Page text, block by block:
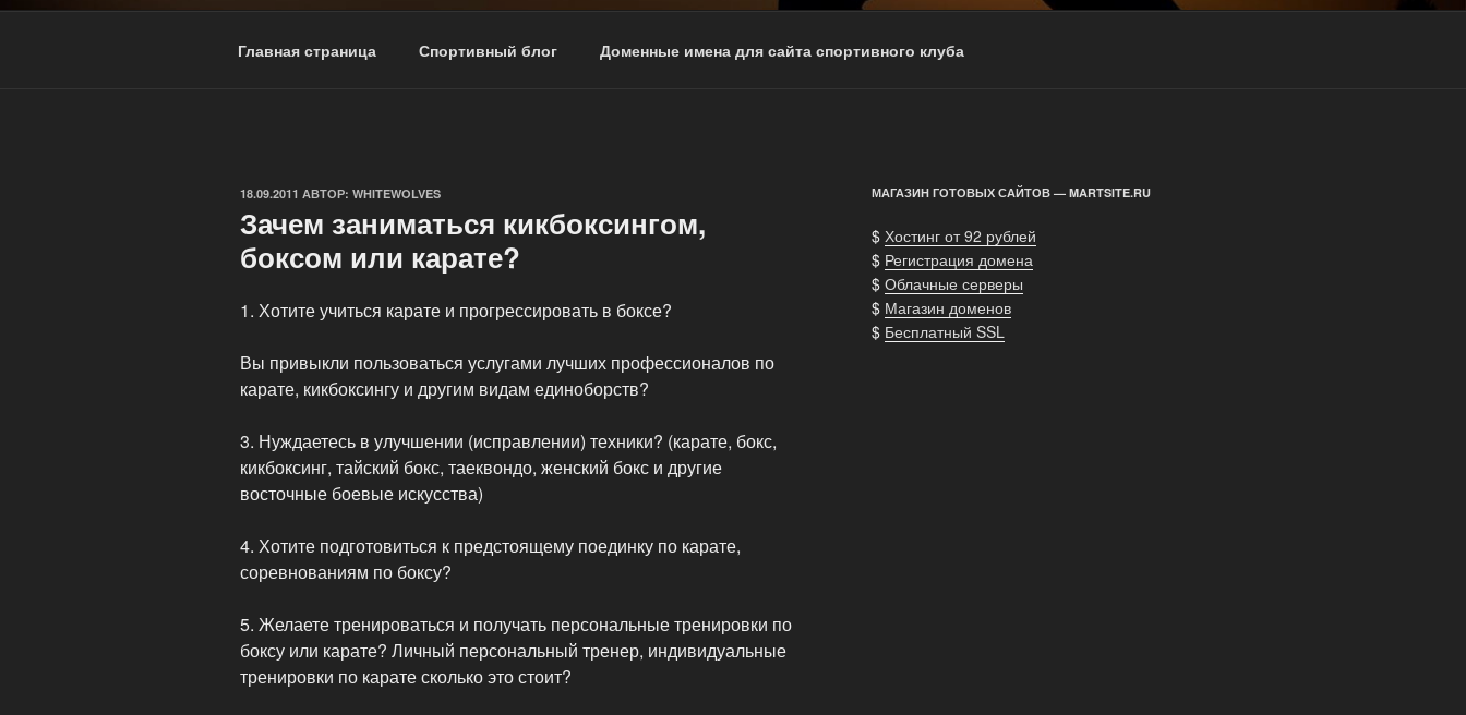
Главная страница Спортивный блог Доменные имена для сайта спортивного клуба
ОПУБЛИКОВАНО
18.09.2011 АВТОР: WHITEWOLVES
Зачем заниматься кикбоксингом,
боксом или карате?
1. Хотите учиться карате и прогрессировать в боксе?
Вы привыкли пользоваться услугами лучших профессионалов по
карате, кикбоксингу и другим видам единоборств?
3. Нуждаетесь в улучшении (исправлении) техники? (карате, бокс,
кикбоксинг, тайский бокс, таеквондо, женский бокс и другие
восточные боевые искусства)
4. Хотите подготовиться к предстоящему поединку по карате,
соревнованиям по боксу?
5. Желаете тренироваться и получать персональные тренировки по
боксу или карате? Личный персональный тренер, индивидуальные
тренировки по карате сколько это стоит?
МАГАЗИН ГОТОВЫХ САЙТОВ — MARTSITE.RU
$ Хостинг от 92 рублей
$ Регистрация домена
$ Облачные серверы
$ Магазин доменов
$ Бесплатный SSL